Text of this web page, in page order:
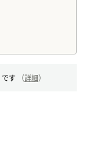
です （詳細）